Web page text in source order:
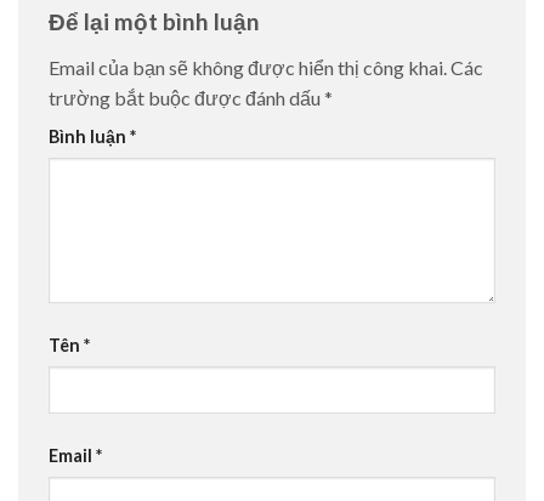
Để lại một bình luận
Email của bạn sẽ không được hiển thị công khai.Các
trường bắt buộc được đánh dấu *
Bình luận *
Tên *
Email *